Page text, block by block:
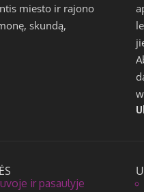
miesto ir rajono
skundą,
ir pasaulyje